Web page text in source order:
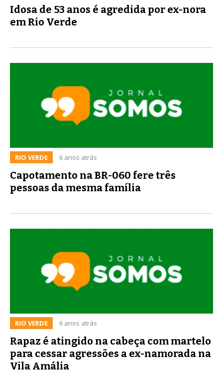
Idosa de 53 anos é agredida por ex-nora
em Rio Verde
RIO VERDE 6 anos atrás
Capotamento na BR-060 fere três
pessoas da mesma família
RIO VERDE 6 anos atrás
Rapaz é atingido na cabeça com martelo
para cessar agressões a ex-namorada na
Vila Amália